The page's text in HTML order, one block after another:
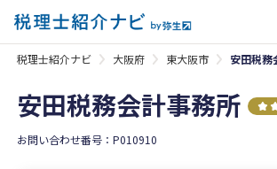
税理士紹介ナビ 大阪府 東大阪市 安田税務
安田税務会計事務所
お問い合わせ番号：P010910